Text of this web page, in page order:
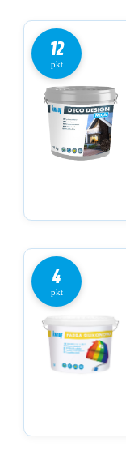
12
pkt
4
pkt